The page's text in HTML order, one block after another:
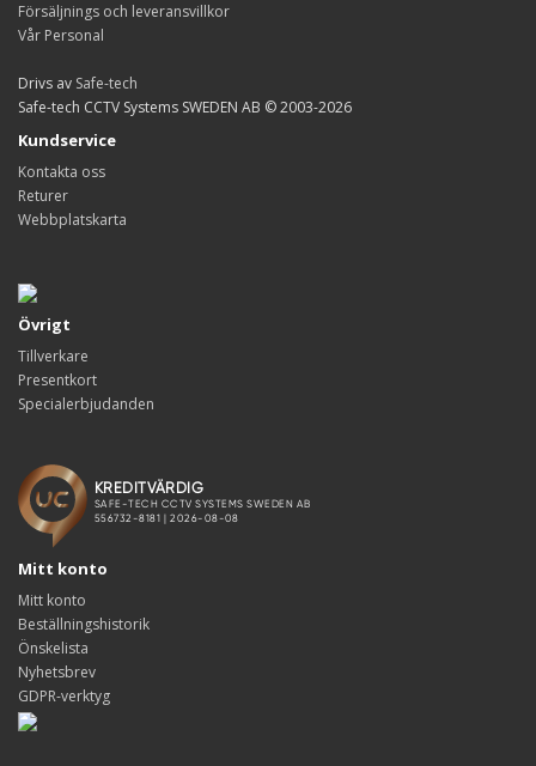
Försäljnings och leveransvillkor
Vår Personal
Drivs av Safe-tech
Safe-tech CCTV Systems SWEDEN AB © 2003-2026
Kundservice
Kontakta oss
Returer
Webbplatskarta
Övrigt
Tillverkare
Presentkort
Specialerbjudanden
Mitt konto
Mitt konto
Beställningshistorik
Önskelista
Nyhetsbrev
GDPR-verktyg